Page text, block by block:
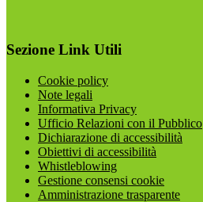
Sezione Link Utili
Cookie policy
Note legali
Informativa Privacy
Ufficio Relazioni con il Pubblico
Dichiarazione di accessibilità
Obiettivi di accessibilità
Whistleblowing
Gestione consensi cookie
Amministrazione trasparente